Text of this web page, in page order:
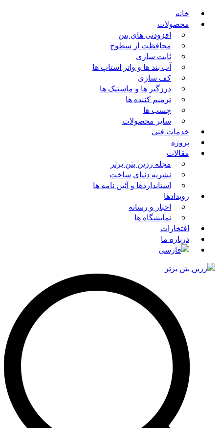
خانه
محصولات
افزودنی های بتن
محافظت از سطوح
ثابت سازی
آب بند ها و واتر استاپ ها
کف سازی
درزگیر ها و ماستیک ها
ترمیم کننده ها
چسب ها
سایر محصولات
خدمات فنی
پروژه
مقالات
مجله رزین بتن برتر
نشریه دنیای ساخت
استانداردها و آئین نامه ها
رویدادها
اخبار و رسانه
نمایشگاه ها
افتخارات
درباره ما